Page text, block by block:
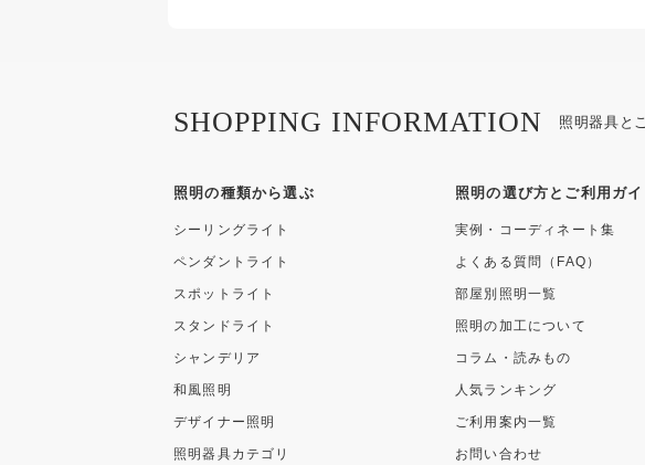
照明器具と
SHOPPING INFORMATION
照明の種類から選ぶ
シーリングライト
ペンダントライト
スポットライト
スタンドライト
シャンデリア
和風照明
デザイナー照明
照明器具カテゴリ
照明の選び方とご利用ガイ
実例・コーディネート集
よくある質問（FAQ）
部屋別照明一覧
照明の加工について
コラム・読みもの
人気ランキング
ご利用案内一覧
お問い合わせ